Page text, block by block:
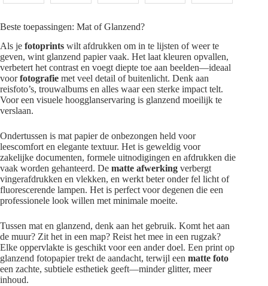
Beste toepassingen: Mat of Glanzend?
Als je fotoprints wilt afdrukken om in te lijsten of weer te
geven, wint glanzend papier vaak. Het laat kleuren opvallen,
verbetert het contrast en voegt diepte toe aan beelden—ideaal
voorfotografie met veel detail of buitenlicht. Denk aan
reisfoto’s, trouwalbums en alles waar een sterke impact telt.
Voor een visuele hoogglanservaring is glanzend moeilijk te
verslaan.
Ondertussen is mat papier de onbezongen held voor
leescomfort en elegante textuur. Het is geweldig voor
zakelijke documenten, formele uitnodigingen en afdrukken die
vaak worden gehanteerd. De matte afwerking verbergt
vingerafdrukken en vlekken, en werkt beter onder fel licht of
fluorescerende lampen. Het is perfect voor degenen die een
professionele look willen met minimale moeite.
Tussen mat en glanzend, denk aan het gebruik. Komt het aan
de muur? Zit het in een map? Reist het mee in een rugzak?
Elke oppervlakte is geschikt voor een ander doel. Een print op
glanzend fotopapier trekt de aandacht, terwijl een matte foto
een zachte, subtiele esthetiek geeft—minder glitter, meer
inhoud.